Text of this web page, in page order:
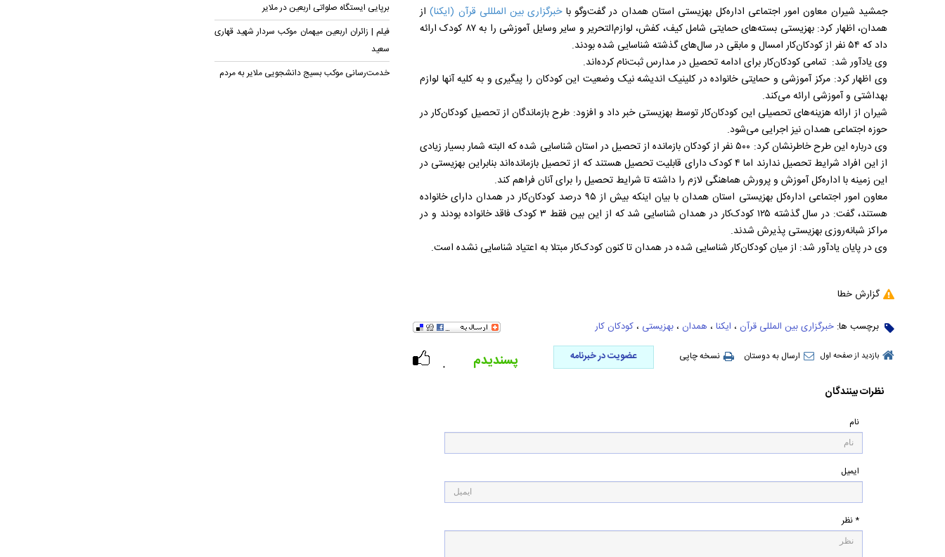
جمشید شیران معاون امور اجتماعی اداره‌کل بهزیستی استان همدان در گفت‌وگو باخبرگزاری بین الملللی قرآن (ایکنا)از
همدان، اظهار کرد: بهزیستی بسته‌های حمایتی شامل کیف، کفش، لوازم‌التحریر و سایر وسایل آموزشی را به ۸۷ کودک ارائه
داد که ۵۴ نفر از کودکان‌کار امسال و مابقی در سال‌های گذشته شناسایی شده بودند.
وی یادآور شد: تمامی کودکان‌کار برای ادامه تحصیل در مدارس ثبت‌نام کرده‌اند.
وی اظهار کرد: مرکز آموزشی و حمایتی خانواده در کلینیک اندیشه نیک وضعیت این کودکان را پیگیری و به کلیه آنها لوازم
بهداشتی و آموزشی ارائه می‌کند.
شیران از ارائه هزینه‌های تحصیلی این کودکان‌کار توسط بهزیستی خبر داد و افزود: طرح بازماندگان از تحصیل کودکان‌کار در
حوزه اجتماعی همدان نیز اجرایی می‌شود.
وی درباره این طرح خاطرنشان کرد: ۵۰۰ نفر از کودکان بازمانده از تحصیل در استان شناسایی شده که البته شمار بسیار زیادی
از این افراد شرایط تحصیل ندارند اما ۴ کودک دارای قابلیت تحصیل هستند که از تحصیل بازمانده‌اند بنابراین بهزیستی در
این زمینه با اداره‌کل آموزش و پرورش هماهنگی لازم را داشته تا شرایط تحصیل را برای آنان فراهم کند.
معاون امور اجتماعی اداره‌کل بهزیستی استان همدان با بیان اینکه بیش از ۹۵ درصد کودکان‌کار در همدان دارای خانواده
هستند، گفت: در سال گذشته ۱۲۵ کودک‌کار در همدان شناسایی شد که از این بین فقط ۳ کودک فاقد خانواده بودند و در
مراکز شبانه‌روزی بهزیستی پذیرش شدند.
وی در پایان یادآور شد: از میان کودکان‌کار شناسایی شده در همدان تا کنون کودک‌کار مبتلا به اعتیاد شناسایی نشده است.
گزارش خطا
برچسب ها: خبرگزاری بین المللی قرآن ، ایکنا ، همدان ، بهزیستی ، کودکان کار
بازدید از صفحه اول ارسال به دوستان نسخه چاپی عضویت در خبرنامه
۰ پسندیدم
نظرات بینندگان
نام
ایمیل
* نظر
برپایی ایستگاه صلواتی اربعین در ملایر
فیلم | زائران اربعین میهمان موکب سردار شهید قهاری
سعید
خدمت‌رسانی موکب بسیج دانشجویی ملایر به مردم